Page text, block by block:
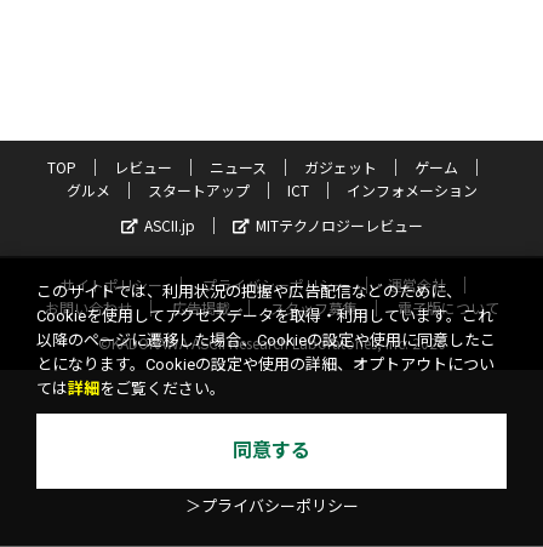
TOP レビュー ニュース ガジェット
ゲーム
グルメ
スタートアップ ICT
インフォメーション
ASCII.jp
MITテクノロジーレビュー
サイトポリシー プライバシーポリシー
運営会社
お問い合わせ
広告掲載 スタッフ募集
電子版について
©KADOKAWA ASCII Research Laboratories, Inc. 2026
このサイトでは、利用状況の把握や広告配信などのために、
Cookieを使用してアクセスデータを取得・利用しています。これ
以降のページに遷移した場合、Cookieの設定や使用に同意したこ
とになります。Cookieの設定や使用の詳細、オプトアウトについ
ては詳細 をご覧ください。
同意する
＞プライバシーポリシー